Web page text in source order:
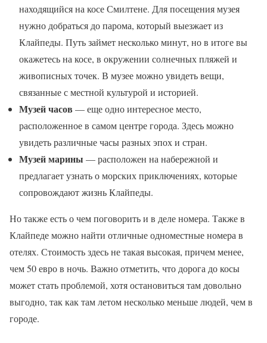
находящийся на косе Смилтене. Для посещения музея
нужно добраться до парома, который выезжает из
Клайпеды. Путь займет несколько минут, но в итоге вы
окажетесь на косе, в окружении солнечных пляжей и
живописных точек. В музее можно увидеть вещи,
связанные с местной культурой и историей.
Музей часов — еще одно интересное место,
расположенное в самом центре города. Здесь можно
увидеть различные часы разных эпох и стран.
Музей марины — расположен на набережной и
предлагает узнать о морских приключениях, которые
сопровождают жизнь Клайпеды.
Но также есть о чем поговорить и в деле номера. Также в
Клайпеде можно найти отличные одноместные номера в
отелях. Стоимость здесь не такая высокая, причем менее,
чем 50 евро в ночь. Важно отметить, что дорога до косы
может стать проблемой, хотя остановиться там довольно
выгодно, так как там летом несколько меньше людей, чем в
городе.